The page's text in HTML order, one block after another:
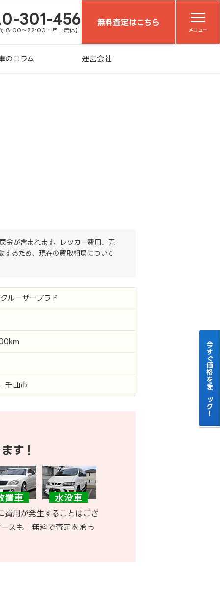
301-456
8:00～22:00・年中無休】
無料査定はこちら
メニュー
のコラム 運営会社
金が含まれます。レッカー費用、売
するため、現在の買取相場について
ルーザープラド
千曲市
す！
費用が発生することはござ
スも！無料で査定を承っ
今すぐ価格をチェック！